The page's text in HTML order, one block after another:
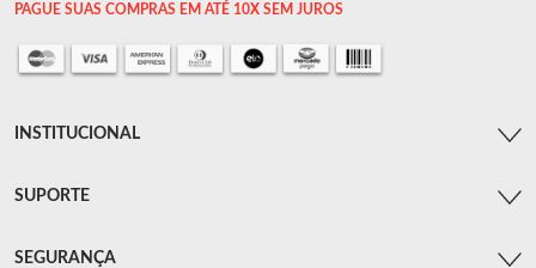
PAGUE SUAS COMPRAS EM ATÉ 10X SEM JUROS
INSTITUCIONAL
SUPORTE
SEGURANÇA